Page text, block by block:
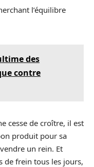
l’équilibre
des
contre
cesse de croître, il est
produit pour sa
un rein. Et
de frein tous les jours,